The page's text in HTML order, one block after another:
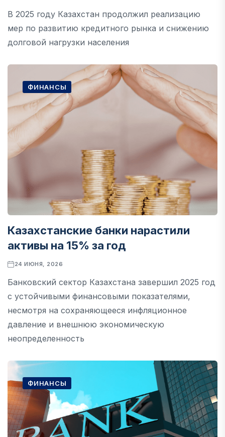
В 2025 году Казахстан продолжил реализацию
мер по развитию кредитного рынка и снижению
долговой нагрузки населения
ФИНАНСЫ
Казахстанские банки нарастили
активы на 15% за год
24 ИЮНЯ, 2026
Банковский сектор Казахстана завершил 2025 год
с устойчивыми финансовыми показателями,
несмотря на сохраняющееся инфляционное
давление и внешнюю экономическую
неопределенность
ФИНАНСЫ